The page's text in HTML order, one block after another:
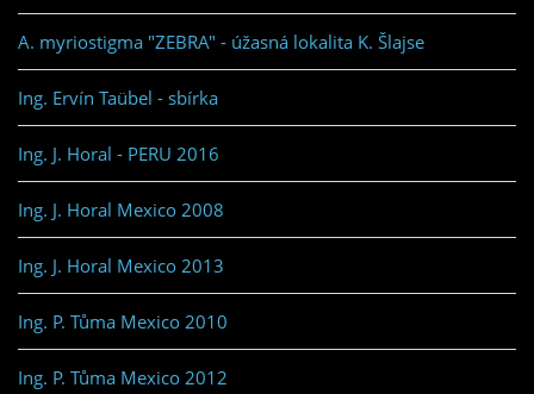
A. myriostigma "ZEBRA" - úžasná lokalita K. Šlajse
Ing. Ervín Taübel - sbírka
Ing. J. Horal - PERU 2016
Ing. J. Horal Mexico 2008
Ing. J. Horal Mexico 2013
Ing. P. Tůma Mexico 2010
Ing. P. Tůma Mexico 2012